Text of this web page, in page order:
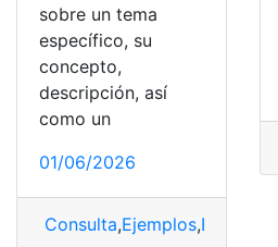
sobre un tema
específico, su
concepto,
descripción, así
como un
01/06/2026
Consulta,Ejemplos,Expositivo